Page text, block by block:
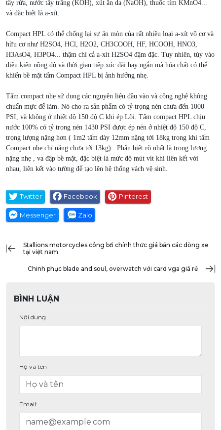
tẩy rửa, nước tẩy trắng (KOH), xút ăn da (NaOH), thuốc tím KMnO4...
và đặc biệt là a-xít.
Compact HPL có thể chống lại sự ăn mòn của rất nhiều loại a-xít vô cơ và
hữu cơ như H2SO4, HCl, H2O2, CH3COOH, HF, HCOOH, HNO3,
H3AsO4, H3PO4... thậm chí cả a-xít H2SO4 đậm đặc. Tuy nhiên, tùy vào
điều kiện nồng độ và thời gian tiếp xúc dài hay ngắn mà hóa chất có thể
khiến bề mặt tấm Compact HPL bị ảnh hưởng nhẹ.
Tấm compact nhẹ sử dụng các nguyên liệu đầu vào và công nghệ không
chuẩn mực để làm. Nó cho ra sản phẩm có tỷ trọng nén chưa đến 1000
PSI, và không ở nhiệt độ 150 độ C khi ép Lõi. Tấm compact HPL chịu
nước 100% có tỷ trọng nén 1430 PSI được ép nén ở nhiệt độ 150 độ C,
trọng lượng nặng hơn ( 1m2 tấm dày 12mm nặng tới 18kg trong khi tấm
Compact nhẹ chỉ nặng chưa tới 13kg) . Phân biệt rõ nhất là trọng lượng
nặng nhẹ , va đập bề mặt, đặc biệt là mức độ mút vít khi liên kết với
nhau, liên kết vào tường để tạo lên hệ thống vách vệ sinh.
Twitter Facebook Pinterest
Messenger Zalo
stallions motorcycles công bố chính thức giá bán các dòng xe
tại việt nam
chinh phục blade and soul, overwatch với card vga giá rẻ
BÌNH LUẬN
Nội dung
Họ và tên
Email: